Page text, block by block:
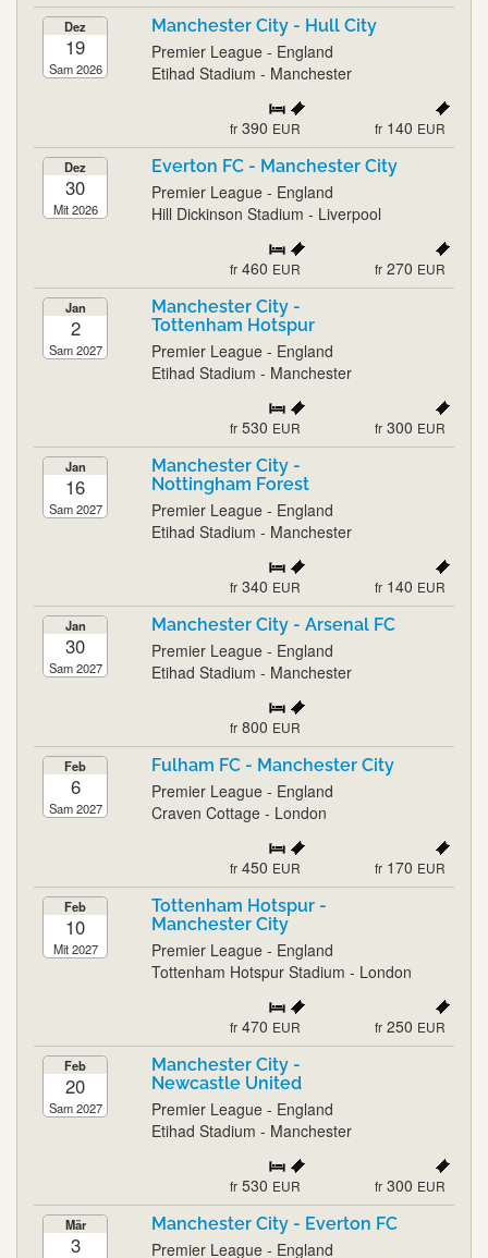
Dez
19
Sam 2026
Manchester City - Hull City
Premier League - England
Etihad Stadium - Manchester
fr 390 EUR fr 140 EUR
Dez
30
Mit 2026
Everton FC - Manchester City
Premier League - England
Hill Dickinson Stadium - Liverpool
fr 460 EUR fr 270 EUR
Jan
2
Sam 2027
Manchester City -
Tottenham Hotspur
Premier League - England
Etihad Stadium - Manchester
fr 530 EUR fr 300 EUR
Jan
16
Sam 2027
Manchester City -
Nottingham Forest
Premier League - England
Etihad Stadium - Manchester
fr 340 EUR fr 140 EUR
Jan
30
Sam 2027
Manchester City - Arsenal FC
Premier League - England
Etihad Stadium - Manchester
fr 800 EUR
Feb
6
Sam 2027
Fulham FC - Manchester City
Premier League - England
Craven Cottage - London
fr 450 EUR fr 170 EUR
Feb
10
Mit 2027
Tottenham Hotspur -
Manchester City
Premier League - England
Tottenham Hotspur Stadium - London
fr 470 EUR fr 250 EUR
Feb
20
Sam 2027
Manchester City -
Newcastle United
Premier League - England
Etihad Stadium - Manchester
fr 530 EUR fr 300 EUR
Mär
3
Manchester City - Everton FC
Premier League - England